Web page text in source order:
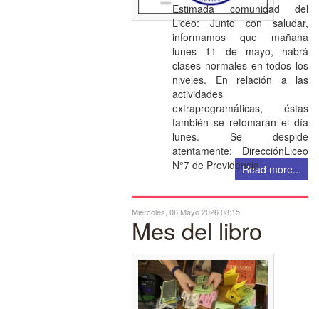
Estimada comunidad del
Liceo: Junto con saludar,
informamos que mañana
lunes 11 de mayo, habrá
clases normales en todos los
niveles. En relación a las
actividades
extraprogramáticas, éstas
también se retomarán el día
lunes. Se despide
atentamente: DirecciónLiceo
N°7 de ProvidenciaRead more...
Miércoles, 06 Mayo 2026 08:15
Mes del libro